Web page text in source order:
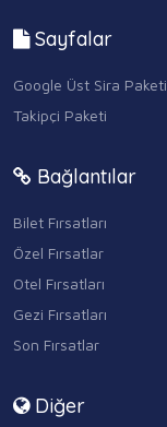
Sayfalar
Google Üst Sira Paketi
Takipçi Paketi
Bağlantılar
Bilet Fırsatları
Özel Fırsatlar
Otel Fırsatları
Gezi Fırsatları
Son Fırsatlar
Diğer